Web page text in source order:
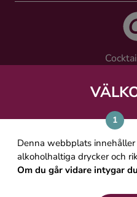
Denna webbplats
alkoholhaltiga drycker och
Om du går vidare intygar
Västra